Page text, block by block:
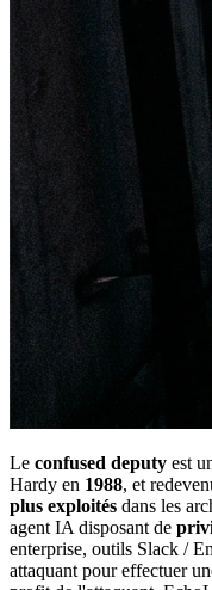
Le confused deputy est
Hardy en 1988, et
plus exploités dans les
agent IA disposant de
enterprise, outils Slack /
attaquant pour effectuer